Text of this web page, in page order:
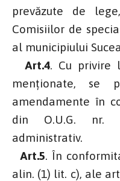
prevăzute de
Comisiilor de
al municipiului
Art.4. Cu privire
menţionate, se
amendamente în
din O.U.G. nr.
administrativ.
Art.5. În
alin. (1) lit. c), ale